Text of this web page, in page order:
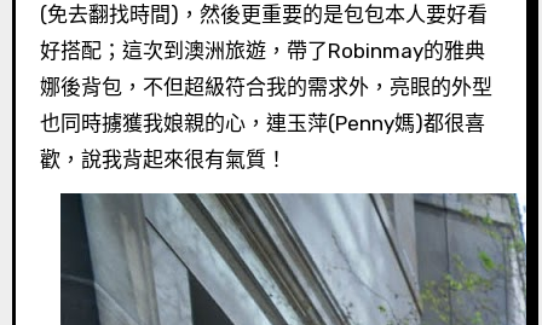
(免去翻找時間)，然後更重要的是包包本人要好看
好搭配；這次到澳洲旅遊，帶了Robinmay的雅典
娜後背包，不但超級符合我的需求外，亮眼的外型
也同時擄獲我娘親的心，連玉萍(Penny媽)都很喜
歡，說我背起來很有氣質！